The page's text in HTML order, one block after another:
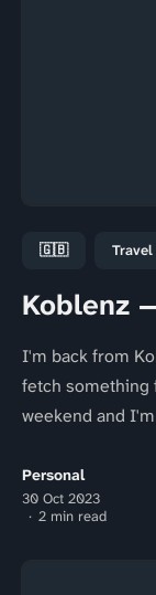
🇬🇧 Travel
Koblenz
I'm back from
fetch something
weekend and
Personal
30 Oct 2023
2 min read